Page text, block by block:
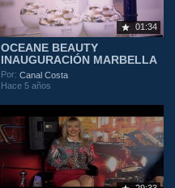
01:34
OCEANE BEAUTY
INAUGURACIÓN MARBELLA
Por:Canal Costa
Hace 5 años